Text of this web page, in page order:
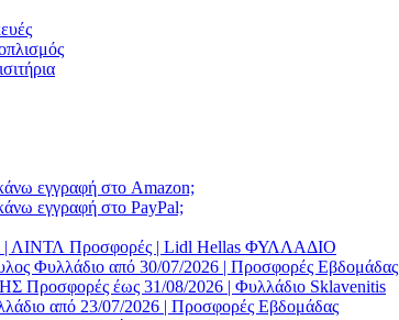
εγγραφή στο Amazon;
εγγραφή στο PayPal;
| ΛΙΝΤΛ Προσφορές | Lidl Hellas ΦΥΛΛΑΔΙΟ
Φυλλάδιο από 30/07/2026 | Προσφορές Εβδομάδας
έως 31/08/2026 | Φυλλάδιο Sklavenitis
από 23/07/2026 | Προσφορές Εβδομάδας